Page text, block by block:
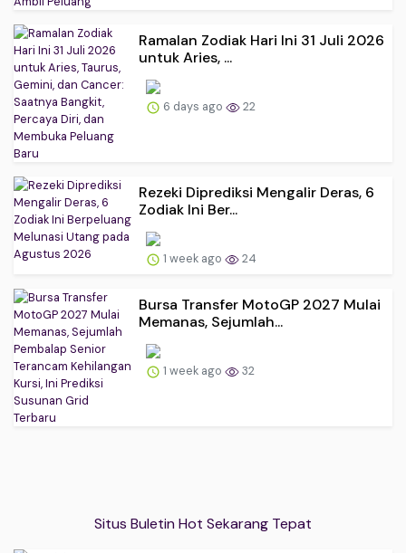
Ramalan Zodiak Hari Ini 31 Juli 2026
untuk Aries, ...
6 days ago 22
Rezeki Diprediksi Mengalir Deras, 6
Zodiak Ini Ber...
1 week ago 24
Bursa Transfer MotoGP 2027 Mulai
Memanas, Sejumlah...
1 week ago 32
Situs Buletin Hot Sekarang Tepat